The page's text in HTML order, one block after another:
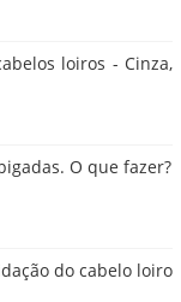
loiros - Cinza,
O que fazer?
do cabelo loiro